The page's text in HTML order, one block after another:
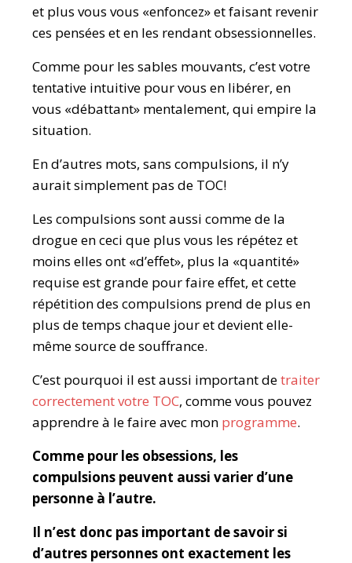
et plus vous vous «enfoncez» et faisant revenir
ces pensées et en les rendant obsessionnelles.
Comme pour les sables mouvants, c’est votre
tentative intuitive pour vous en libérer, en
vous «débattant» mentalement, qui empire la
situation.
En d’autres mots, sans compulsions, il n’y
aurait simplement pas de TOC!
Les compulsions sont aussi comme de la
drogue en ceci que plus vous les répétez et
moins elles ont «d’effet», plus la «quantité»
requise est grande pour faire effet, et cette
répétition des compulsions prend de plus en
plus de temps chaque jour et devient elle-
même source de souffrance.
C’est pourquoi il est aussi important detraiter
correctement votre TOC, comme vous pouvez
apprendre à le faire avec mon programme.
Comme pour les obsessions, les
compulsions peuvent aussi varier d’une
personne à l’autre.
Il n’est donc pas important de savoir si
d’autres personnes ont exactement les